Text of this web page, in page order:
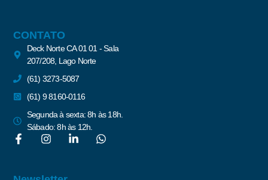
CONTATO
Deck Norte CA 01 01 - Sala
207/208, Lago Norte
(61) 3273-5087
(61) 9 8160-0116
Segunda à sexta: 8h às 18h.
Sábado: 8h às 12h.